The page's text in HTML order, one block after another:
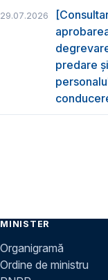
29.07.2026
predare
MINISTER
Organigramă
Ordine de ministru